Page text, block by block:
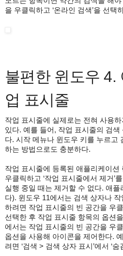
을 우클릭하고 ‘온라인 검색’을 선택
불편한 윈도우 4.
업 표시줄
작업 표시줄에 실제로는 전혀 사용
있다. 예를 들어, 작업 표시줄의 검
다. 시작 메뉴나 윈도우 키를 누르고
하는 방법으로도 충분하다.
작업 표시줄에 등록된 애플리케이션
우클릭하고 ‘작업 표시줄에서 제거’
실행 중일 때는 제거할 수 없다. 애
다). 윈도우 11에서는 검색 상자나
하려면 작업 표시줄의 빈 공간을 우
선택한 후 작업 표시줄 항목의 옵션
에서는 작업 표시줄의 빈 공간을 우
옵션을 사용해 아이콘을 제어한다.
려면 ‘검색 > 검색 상자 표시’에서 ‘숨